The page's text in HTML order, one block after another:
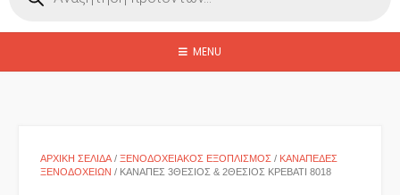
MENU
ΑΡΧΙΚΉ ΣΕΛΊΔΑ / ΞΕΝΟΔΟΧΕΙΑΚΌΣ ΕΞΟΠΛΙΣΜΌΣ / ΚΑΝΑΠΈΔΕΣ
ΞΕΝΟΔΟΧΕΊΩΝ / ΚΑΝΑΠΈΣ 3ΘΈΣΙΟΣ & 2ΘΈΣΙΟΣ ΚΡΕΒΆΤΙ 8018